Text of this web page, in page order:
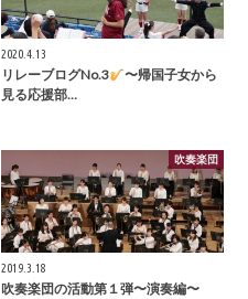
2020.4.13
リレーブログNo.3
〜帰国子女から
見る応援部…
吹奏楽団
2019.3.18
吹奏楽団の活動第１弾〜演奏編〜